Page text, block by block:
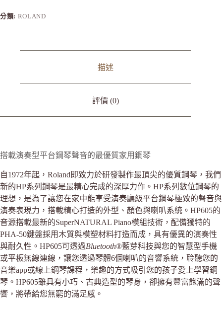
分類: ROLAND
描述
評價 (0)
搭載演奏型平台鋼琴聲音的最優質家用鋼琴
自1972年起，Roland即致力於研發製作最頂尖的優質鋼琴，我們
新的HP系列鋼琴是最精心完成的深厚力作。HP系列數位鋼琴的
理想，是為了讓您在家中能享受演奏廳級平台鋼琴極致的聲音與
演奏表現力，搭載精心打造的外型、顏色與喇叭系統。HP605的
音源搭載最新的SuperNATURAL Piano模組技術，配備獨特的
PHA-50鍵盤採用木質與模塑材料打造而成，具有優異的演奏性
與耐久性。HP605可透過Bluetooth®藍芽科技與您的智慧型手機
或平板無線連線，讓您透過琴體6個喇叭的音響系統，聆聽您的
音樂app或線上鋼琴課程，樂趣的方式吸引您的孩子愛上學習鋼
琴。HP605雖具有小巧、古典造型的琴身，卻擁有豐富飽滿的聲
響，將帶給您無窮的滿足感。